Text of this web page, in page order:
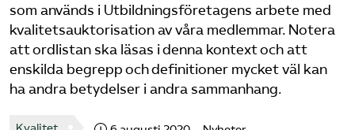
Kontakt
Mina sidor (almega.se)
som används i Utbildningsföretagens arbete med
kvalitetsauktorisation av våra medlemmar. Notera
att ordlistan ska läsas i denna kontext och att
enskilda begrepp och definitioner mycket väl kan
ha andra betydelser i andra sammanhang.